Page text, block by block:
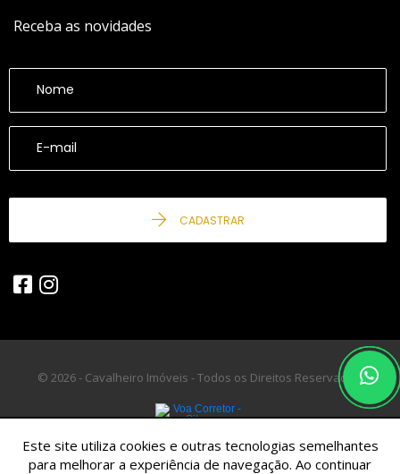
Receba as novidades
CADASTRAR
© 2026 - Cavalheiro Imóveis - Todos os Direitos Reservados.
Este site utiliza cookies e outras tecnologias semelhantes
para melhorar a experiência de navegação. Ao continuar